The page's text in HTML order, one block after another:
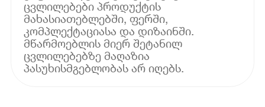
ცვლილებები პროდუქტის
მახასიათებლებში, ფერში,
კომპლექტაციასა და დიზაინში.
მწარმოებლის მიერ შეტანილ
ცვლილებებზე მაღაზია
პასუხისმგებლობას არ იღებს.